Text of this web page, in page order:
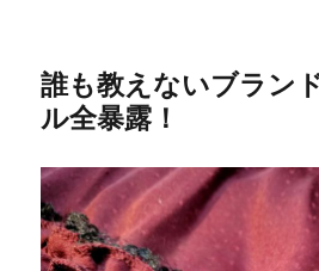
誰も教えないブラン
ル全暴露！